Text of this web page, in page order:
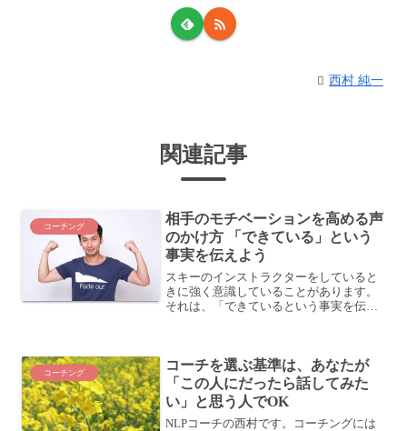
西村 純一
関連記事
コーチング
相手のモチベーションを高める声
のかけ方 「できている」という
事実を伝えよう
スキーのインストラクターをしていると
きに強く意識していることがあります。
それは、「できているという事実を伝え
は「できることが当たり前...
コーチング
コーチを選ぶ基準は、あなたが
「この人にだったら話してみた
い」と思う人でOK
NLPコーチの西村です。コーチングには